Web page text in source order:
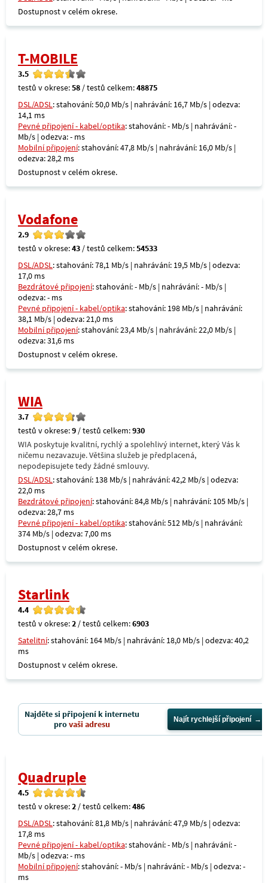
Dostupnost v celém okrese.
T-MOBILE
3.5
testů v okrese:58 / testů celkem:48875
DSL/ADSL: stahování: 50,0 Mb/s | nahrávání: 16,7 Mb/s | odezva:
14,1 ms
Pevné připojení - kabel/optika: stahování: - Mb/s | nahrávání: -
Mb/s | odezva: - ms
Mobilní připojení: stahování: 47,8 Mb/s | nahrávání: 16,0 Mb/s |
odezva: 28,2 ms
Dostupnost v celém okrese.
Vodafone
2.9
testů v okrese:43 / testů celkem:54533
DSL/ADSL: stahování: 78,1 Mb/s | nahrávání: 19,5 Mb/s | odezva:
17,0 ms
Bezdrátové připojení: stahování: - Mb/s | nahrávání: - Mb/s |
odezva: - ms
Pevné připojení - kabel/optika: stahování: 198 Mb/s | nahrávání:
38,1 Mb/s | odezva: 21,0 ms
Mobilní připojení: stahování: 23,4 Mb/s | nahrávání: 22,0 Mb/s |
odezva: 31,6 ms
Dostupnost v celém okrese.
WIA
3.7
testů v okrese:9 / testů celkem:930
WIA poskytuje kvalitní, rychlý a spolehlivý internet, který Vás k
ničemu nezavazuje. Většina služeb je předplacená,
nepodepisujete tedy žádné smlouvy.
DSL/ADSL: stahování: 138 Mb/s | nahrávání: 42,2 Mb/s | odezva:
22,0 ms
Bezdrátové připojení: stahování: 84,8 Mb/s | nahrávání: 105 Mb/s |
odezva: 28,7 ms
Pevné připojení - kabel/optika: stahování: 512 Mb/s | nahrávání:
374 Mb/s | odezva: 7,00 ms
Dostupnost v celém okrese.
Starlink
4.4
testů v okrese:2 / testů celkem:6903
Satelitní: stahování: 164 Mb/s | nahrávání: 18,0 Mb/s | odezva: 40,2
ms
Dostupnost v celém okrese.
Najděte si připojení k internetu
provaši adresu Najít rychlejší připojení
Quadruple
4.5
testů v okrese:2 / testů celkem:486
DSL/ADSL: stahování: 81,8 Mb/s | nahrávání: 47,9 Mb/s | odezva:
17,8 ms
Pevné připojení - kabel/optika: stahování: - Mb/s | nahrávání: -
Mb/s | odezva: - ms
Mobilní připojení: stahování: - Mb/s | nahrávání: - Mb/s | odezva: -
ms